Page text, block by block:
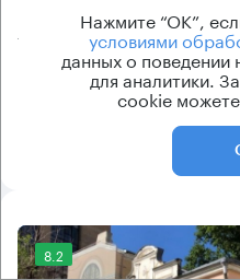
466 200 ₽/кв.м
класс
8.2
Нажмите “ОК”,
условиями
данных о
для аналитики.
cookie